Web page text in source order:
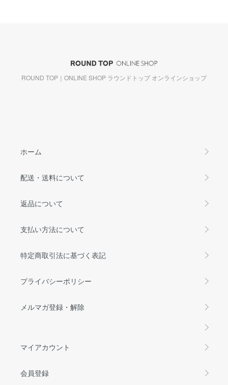
ROUND TOP｜ONLINE SHOP ラウンドトップ オンラインショップ
ホーム
配送・送料について
返品について
支払い方法について
特定商取引法に基づく表記
プライバシーポリシー
メルマガ登録・解除
マイアカウント
会員登録